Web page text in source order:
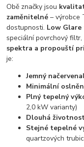
Obě značky jsou
zaměnitelné – výrobce
dostupnosti. Low
speciální povrchový
spektra a propouští
je:
Jemný
Minimální
Plný tepelný
2,0 kW varianty)
Dlouhá
Stejné tepelné
quartzových